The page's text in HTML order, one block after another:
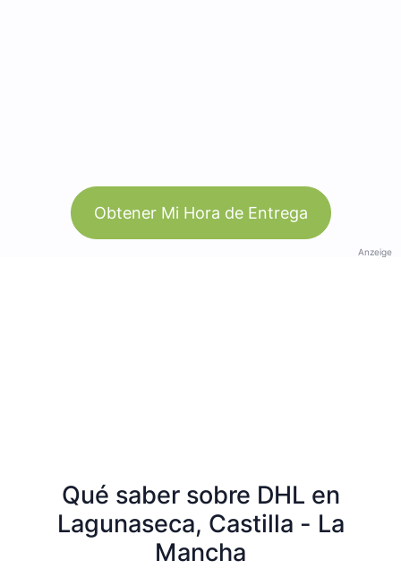
Obtener Mi Hora de Entrega
Anzeige
Qué saber sobre DHL en
Lagunaseca, Castilla - La
Mancha